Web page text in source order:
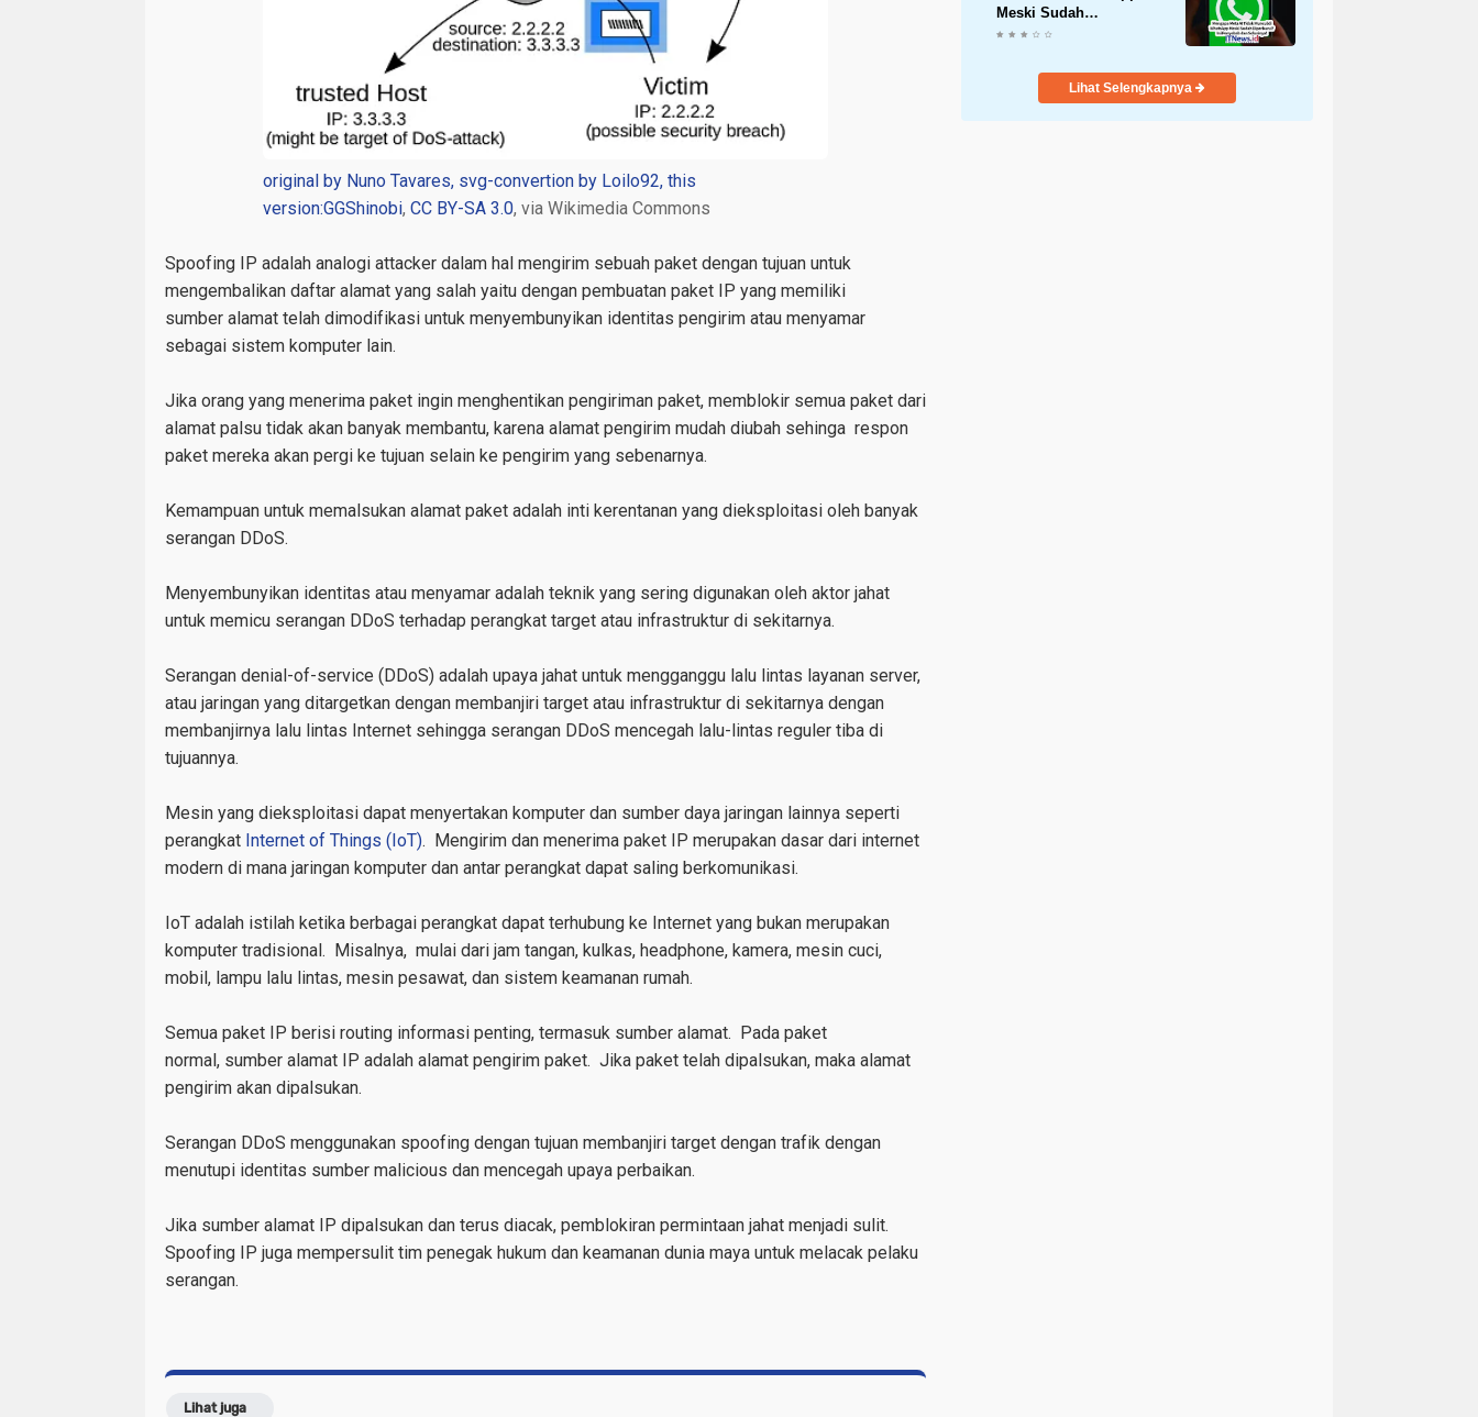
original by Nuno Tavares, svg-convertion by Loilo92, this
version:GGShinobi, CC BY-SA 3.0, via Wikimedia Commons
Spoofing IP adalah analogi attacker dalam hal mengirim sebuah paket dengan tujuan untuk
mengembalikan daftar alamat yang salah yaitu dengan pembuatan paket IP yang memiliki
sumber alamat telah dimodifikasi untuk menyembunyikan identitas pengirim atau menyamar
sebagai sistem komputer lain.
Jika orang yang menerima paket ingin menghentikan pengiriman paket, memblokir semua paket dari
alamat palsu tidak akan banyak membantu, karena alamat pengirim mudah diubah sehinga respon
paket mereka akan pergi ke tujuan selain ke pengirim yang sebenarnya.
Kemampuan untuk memalsukan alamat paket adalah inti kerentanan yang dieksploitasi oleh banyak
serangan DDoS.
Menyembunyikan identitas atau menyamar adalah teknik yang sering digunakan oleh aktor jahat
untuk memicu serangan DDoS terhadap perangkat target atau infrastruktur di sekitarnya.
Serangan denial-of-service (DDoS) adalah upaya jahat untuk mengganggu lalu lintas layanan server,
atau jaringan yang ditargetkan dengan membanjiri target atau infrastruktur di sekitarnya dengan
membanjirnya lalu lintas Internet sehingga serangan DDoS mencegah lalu-lintas reguler tiba di
tujuannya.
Mesin yang dieksploitasi dapat menyertakan komputer dan sumber daya jaringan lainnya seperti
perangkat Internet of Things (IoT). Mengirim dan menerima paket IP merupakan dasar dari internet
modern di mana jaringan komputer dan antar perangkat dapat saling berkomunikasi.
IoT adalah istilah ketika berbagai perangkat dapat terhubung ke Internet yang bukan merupakan
komputer tradisional. Misalnya, mulai dari jam tangan, kulkas, headphone, kamera, mesin cuci,
mobil, lampu lalu lintas, mesin pesawat, dan sistem keamanan rumah.
Semua paket IP berisi routing informasi penting, termasuk sumber alamat. Pada paket
normal, sumber alamat IP adalah alamat pengirim paket. Jika paket telah dipalsukan, maka alamat
pengirim akan dipalsukan.
Serangan DDoS menggunakan spoofing dengan tujuan membanjiri target dengan trafik dengan
menutupi identitas sumber malicious dan mencegah upaya perbaikan.
Jika sumber alamat IP dipalsukan dan terus diacak, pemblokiran permintaan jahat menjadi sulit.
Spoofing IP juga mempersulit tim penegak hukum dan keamanan dunia maya untuk melacak pelaku
serangan.
Lihat juga
Meski Sudah
Diperbarui? Ini
Solusinya!
Lihat Selengkapnya